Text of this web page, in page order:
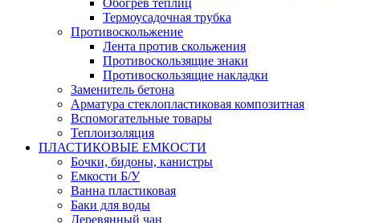
Обогрев теплиц
Термоусадочная трубка
Противоскольжение
Лента против скольжения
Противоскользящие знаки
Противоскользящие накладки
Заменитель бетона
Арматура стеклопластиковая композитная
Вспомогательные товары
Теплоизоляция
ПЛАСТИКОВЫЕ ЕМКОСТИ
Бочки, бидоны, канистры
Емкости Б/У
Ванна пластиковая
Баки для воды
Деревянный чан